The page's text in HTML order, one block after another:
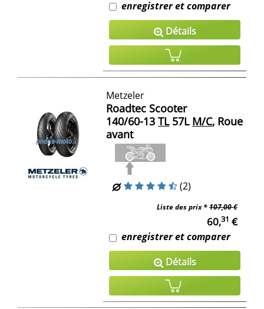
enregistrer et comparer
Détails
Metzeler
Roadtec Scooter
140/60-13 TL57L M/C, Roue
avant
(2)
Liste des prix *107,00 €
60,31 €
enregistrer et comparer
Détails